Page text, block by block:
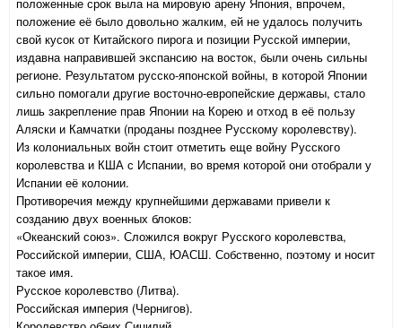
положение её было довольно жалким, ей не удалось получить
свой кусок от Китайского пирога и позиции Русской империи,
издавна направившей экспансию на восток, были очень сильны
регионе. Результатом русско-японской войны, в которой Японии
сильно помогали другие восточно-европейские державы, стало
лишь закрепление прав Японии на Корею и отход в её пользу
Аляски и Камчатки (проданы позднее Русскому королевству).
Из колониальных войн стоит отметить еще войну Русского
королевства и КША с Испании, во время которой они отобрали у
Испании её колонии.
Противоречия между крупнейшими державами привели к
созданию двух военных блоков:
«Океанский союз». Сложился вокруг Русского королевства,
Российской империи, США, ЮАСШ. Собственно, поэтому и носит
такое имя.
Русское королевство (Литва).
Российская империя (Чернигов).